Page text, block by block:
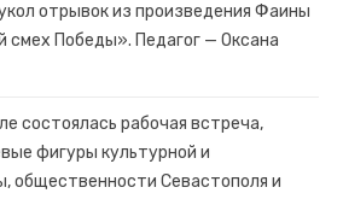
отрывок из произведения Фаины
смех Победы». Педагог — Оксана
состоялась рабочая встреча,
фигуры культурной и
общественности Севастополя и